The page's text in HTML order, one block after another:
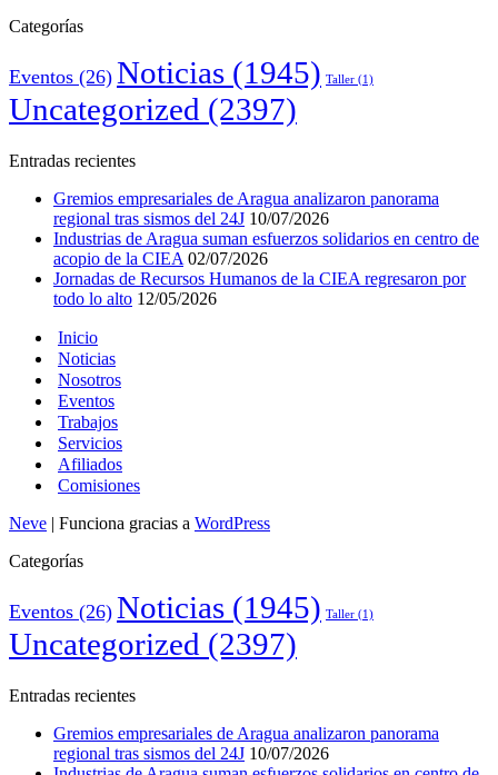
Categorías
Eventos (26) Noticias (1945) Taller (1)
Uncategorized (2397)
Entradas recientes
Gremios empresariales de Aragua analizaron panorama
regional tras sismos del 24J 10/07/2026
Industrias de Aragua suman esfuerzos solidarios en centro de
acopio de la CIEA 02/07/2026
Jornadas de Recursos Humanos de la CIEA regresaron por
todo lo alto 12/05/2026
Inicio
Noticias
Nosotros
Eventos
Trabajos
Servicios
Afiliados
Comisiones
Neve | Funciona gracias a WordPress
Categorías
Eventos (26) Noticias (1945) Taller (1)
Uncategorized (2397)
Entradas recientes
Gremios empresariales de Aragua analizaron panorama
regional tras sismos del 24J 10/07/2026